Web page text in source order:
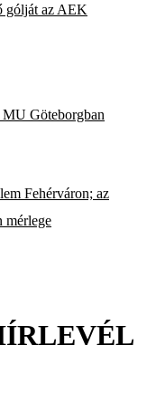
gólját az AEK
Göteborgban
Fehérváron; az
mérlege